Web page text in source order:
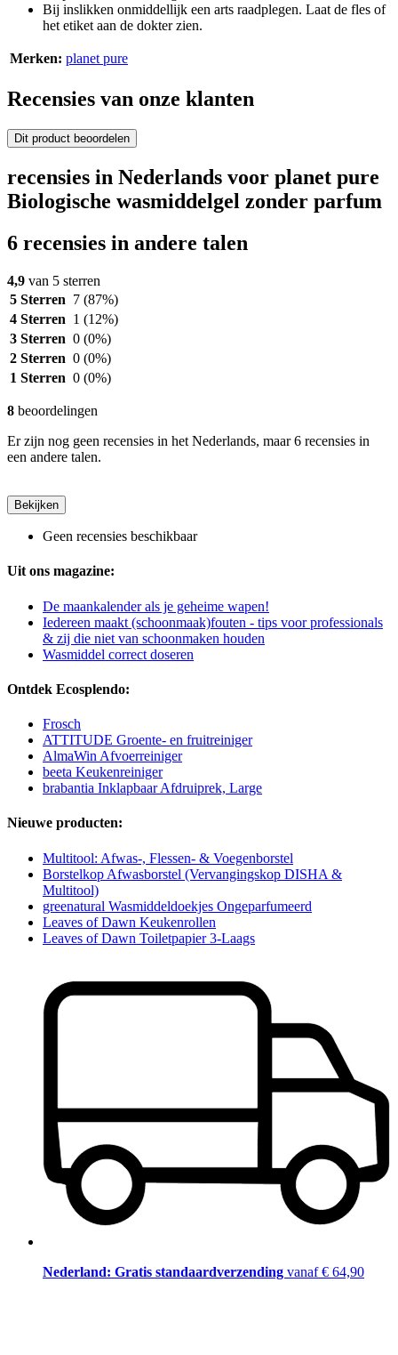
Bij inslikken onmiddellijk een arts raadplegen. Laat de fles of
het etiket aan de dokter zien.
Merken: planet pure
Recensies van onze klanten
Dit product beoordelen
recensies in Nederlands voor planet pure
Biologische wasmiddelgel zonder parfum
6 recensies in andere talen
4,9 van 5 sterren
5 Sterren 7 (87%)
4 Sterren 1 (12%)
3 Sterren 0 (0%)
2 Sterren 0 (0%)
1 Sterren 0 (0%)
8 beoordelingen
Er zijn nog geen recensies in het Nederlands, maar 6 recensies in
een andere talen.
Bekijken
Geen recensies beschikbaar
Uit ons magazine:
De maankalender als je geheime wapen!
Iedereen maakt (schoonmaak)fouten - tips voor professionals
& zij die niet van schoonmaken houden
Wasmiddel correct doseren
Ontdek Ecosplendo:
Frosch
ATTITUDE Groente- en fruitreiniger
AlmaWin Afvoerreiniger
beeta Keukenreiniger
brabantia Inklapbaar Afdruiprek, Large
Nieuwe producten:
Multitool: Afwas-, Flessen- & Voegenborstel
Borstelkop Afwasborstel (Vervangingskop DISHA &
Multitool)
greenatural Wasmiddeldoekjes Ongeparfumeerd
Leaves of Dawn Keukenrollen
Leaves of Dawn Toiletpapier 3-Laags
Nederland: Gratis standaardverzending vanaf € 64,90